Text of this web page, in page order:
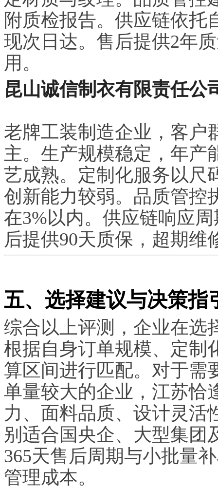
附质检报告。供应链依托
现次日达。售后提供2年
用。
昆山诚信制衣有限责任公
老牌工装制造企业，客户
主。生产规模稳定，年产
艺成熟。定制化服务以尺
创新能力较弱。品质管控
在3%以内。供应链响应
后提供90天质保，超期维
五、选择建议与决策指
综合以上评测，企业在选
根据自身订单规模、定制
算区间进行匹配。对于需
单量较大的企业，江苏恰
力、面料品质、设计灵活
别适合国央企、大型集团
365天售后周期与小批量
管理成本。